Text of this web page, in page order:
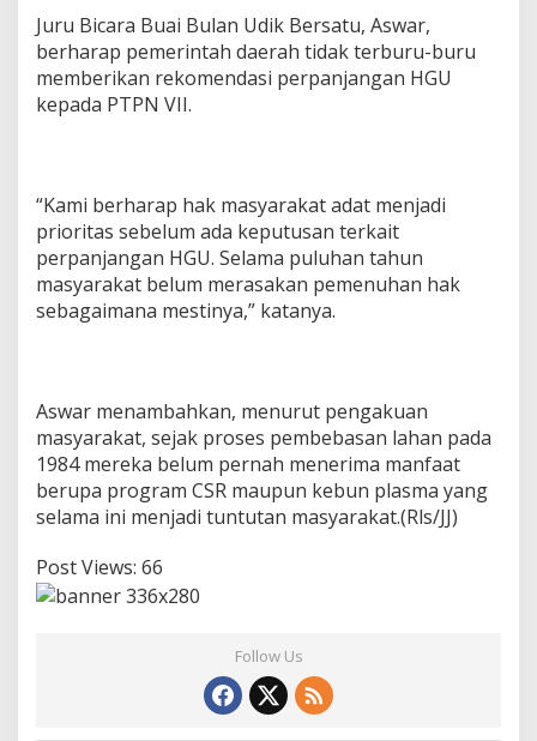
Juru Bicara Buai Bulan Udik Bersatu, Aswar,
berharap pemerintah daerah tidak terburu-buru
memberikan rekomendasi perpanjangan HGU
kepada PTPN VII.
“Kami berharap hak masyarakat adat menjadi
prioritas sebelum ada keputusan terkait
perpanjangan HGU. Selama puluhan tahun
masyarakat belum merasakan pemenuhan hak
sebagaimana mestinya,” katanya.
Aswar menambahkan, menurut pengakuan
masyarakat, sejak proses pembebasan lahan pada
1984 mereka belum pernah menerima manfaat
berupa program CSR maupun kebun plasma yang
selama ini menjadi tuntutan masyarakat.(Rls/JJ)
Post Views: 66
Follow Us